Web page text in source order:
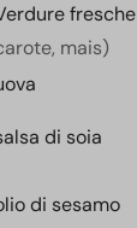
fresche
mais)
di soia
di sesamo